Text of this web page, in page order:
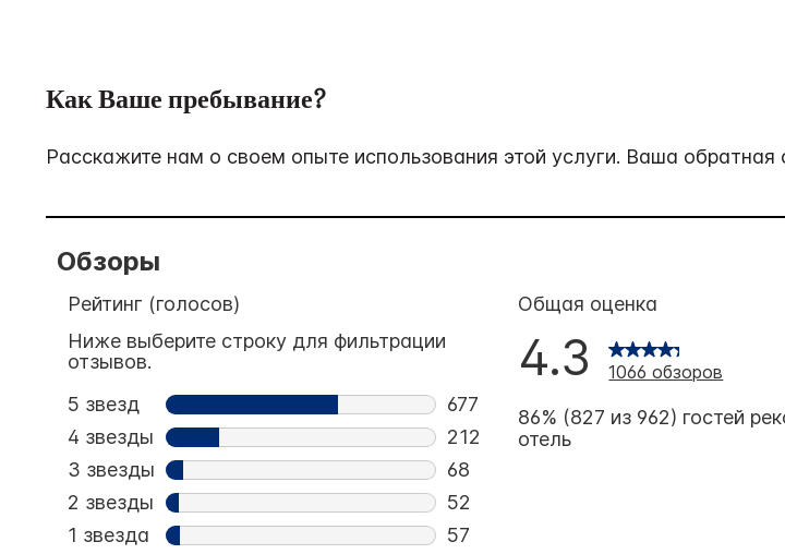
Как Ваше пребывание?
Расскажите нам о своем опыте использования этой услуги. Ваша обратная